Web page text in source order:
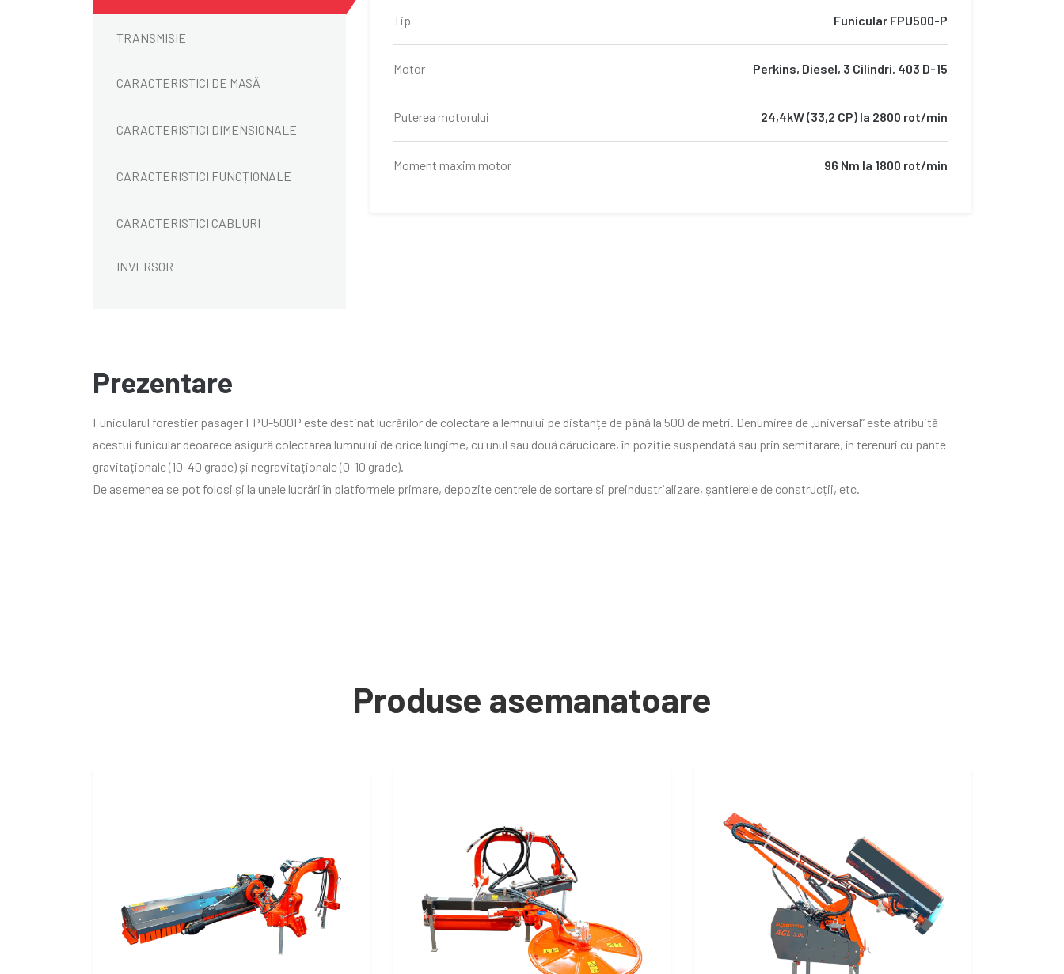
TRANSMISIE
CARACTERISTICI DE MASĂ
CARACTERISTICI DIMENSIONALE
CARACTERISTICI FUNCȚIONALE
CARACTERISTICI CABLURI
INVERSOR
Tip Funicular FPU500-P
Motor Perkins, Diesel, 3 Cilindri. 403 D-15
Puterea motorului 24,4kW (33,2 CP) la 2800 rot/min
Moment maxim motor 96 Nm la 1800 rot/min
Prezentare
Funicularul forestier pasager FPU-500P este destinat lucrărilor de colectare a lemnului pe distanțe de până la 500 de metri. Denumirea de „universal” este atribuită
acestui funicular deoarece asigură colectarea lumnului de orice lungime, cu unul sau două cărucioare, în poziție suspendată sau prin semitarare, în terenuri cu pante
gravitaționale (10-40 grade) și negravitaționale (0-10 grade).
De asemenea se pot folosi și la unele lucrări în platformele primare, depozite centrele de sortare și preindustrializare, șantierele de construcții, etc.
Produse asemanatoare